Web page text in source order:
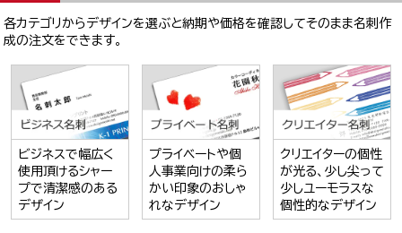
各カテゴリからデザインを選ぶと納期や価格を確認してそのまま名刺作
成の注文をできます。
ビジネスで幅広く
使用頂けるシャー
プで清潔感のある
デザイン
プライベートや個
人事業向けの柔ら
かい印象のおしゃ
れなデザイン
クリエイターの個性
が光る、少し尖って
少しユーモラスな
個性的なデザイン